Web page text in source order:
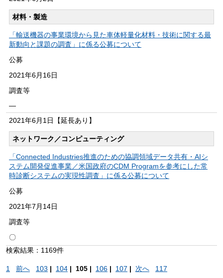
材料・製造
「輸送機器の事業環境から見た車体軽量化材料・技術に関する最
新動向と課題の調査」に係る公募について
公募
2021年6月16日
調査等
―
2021年6月1日 【延長あり】
ネットワーク／コンピューティング
「Connected Industries推進のための協調領域データ共有・AIシ
ステム開発促進事業／米国政府のCDM Programを参考にした常
時診断システムの実現性調査」に係る公募について
公募
2021年7月14日
調査等
〇
検索結果：1169件
1 前へ 103 | 104 | 105 | 106 | 107 | 次へ 117